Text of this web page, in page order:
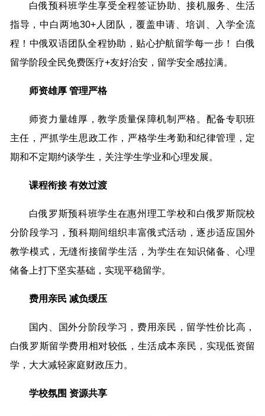
白俄预科班学生享受全程签证协助、接机服务、生活
指导，中白两地30+人团队，覆盖申请、培训、入学全流
程！中俄双语团队全程协助，贴心护航留学每一步！ 白俄
留学阶段全民免费医疗+友好治安，留学安全感拉满。
师资雄厚 管理严格
师资力量雄厚，教学质量保障机制严格。配备专职班
主任，严抓学生思政工作，严格学生考勤和纪律管理，定
期和不定期约谈学生，关注学生学业和心理发展。
课程衔接 有效过渡
白俄罗斯预科班学生在惠州理工学校和白俄罗斯院校
分阶段学习，预科期间组织丰富俄式活动，逐步适应国外
教学模式，无缝衔接留学生活，为学生在知识储备、心理
储备上打下坚实基础，实现平稳留学。
费用亲民 减负缓压
国内、国外分阶段学习，费用亲民，留学性价比高，
白俄罗斯留学费用相对较低，生活成本亲民，实现低资留
学，大大减轻家庭财政压力。
学校氛围 资源共享